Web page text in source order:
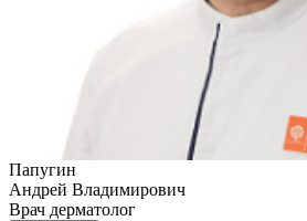
Папугин
Андрей Владимирович
Врач дерматолог